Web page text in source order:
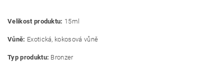
Velikost produktu: 15ml
Vůně: Exotická, kokosová vůně
Typ produktu: Bronzer